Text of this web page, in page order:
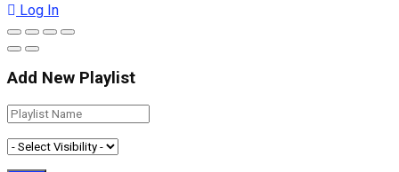
Log In
Add New Playlist